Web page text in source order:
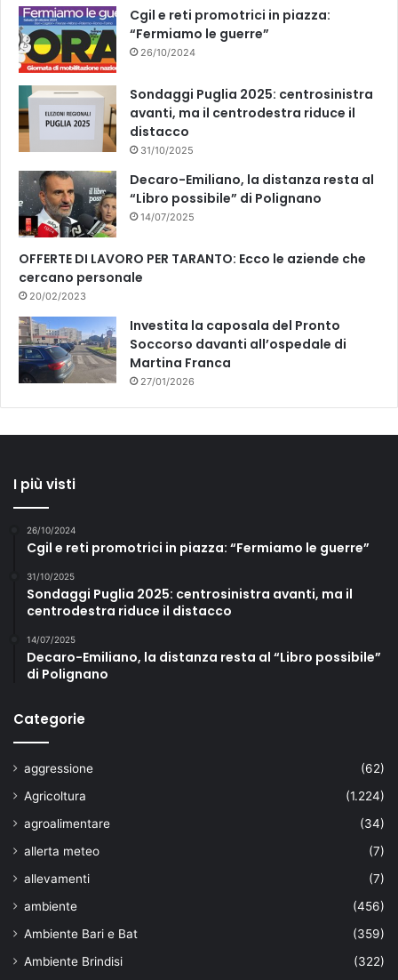
k
Cgil e reti promotrici in piazza:
“Fermiamo le guerre”
26/10/2024
Sondaggi Puglia 2025: centrosinistra
avanti, ma il centrodestra riduce il
distacco
31/10/2025
Decaro-Emiliano, la distanza resta al
“Libro possibile” di Polignano
14/07/2025
OFFERTE DI LAVORO PER TARANTO: Ecco le aziende che
cercano personale
20/02/2023
Investita la caposala del Pronto
Soccorso davanti all’ospedale di
Martina Franca
27/01/2026
I più visti
26/10/2024
Cgil e reti promotrici in piazza: “Fermiamo le guerre”
31/10/2025
Sondaggi Puglia 2025: centrosinistra avanti, ma il
centrodestra riduce il distacco
14/07/2025
Decaro-Emiliano, la distanza resta al “Libro possibile”
di Polignano
Categorie
aggressione
(62)
Agricoltura
(1.224)
agroalimentare
(34)
allerta meteo
(7)
allevamenti
(7)
ambiente
(456)
Ambiente Bari e Bat
(359)
Ambiente Brindisi
(322)